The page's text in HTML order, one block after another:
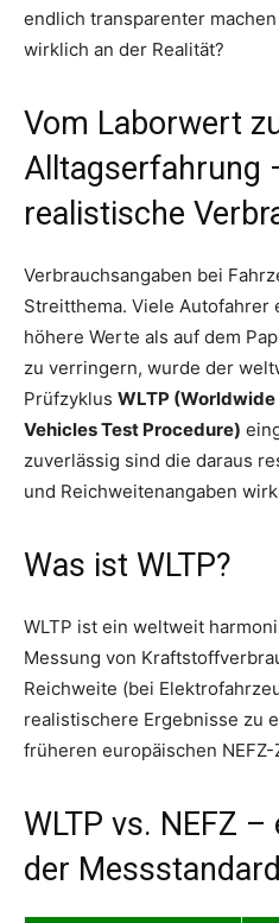
endlich transparenter
wirklich an der Realität?
Vom Laborwert
Alltagserfahrung
realistische
Verbrauchsangaben bei
Streitthema. Viele Autofahrer
höhere Werte als auf dem
zu verringern, wurde der
Prüfzyklus WLTP
Vehicles Test Procedure)
zuverlässig sind die daraus
und Reichweitenangaben
Was ist WLTP?
WLTP ist ein weltweit
Messung von
Reichweite (bei
realistischere Ergebnisse zu
früheren europäischen NEFZ-
WLTP vs. NEFZ
der